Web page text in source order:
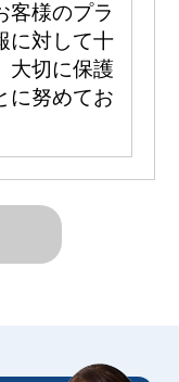
客様のプラ
に対して十
大切に保護
に努めてお
たサービス
絡。